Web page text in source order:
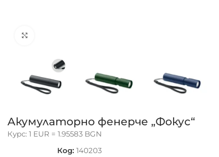
Акумулаторно фенерче „Фокус“
Курс: 1 EUR = 1.95583 BGN
Код:140203